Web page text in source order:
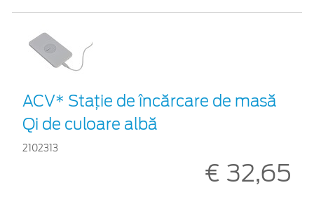
ACV* Stație de încărcare de masă
Qi de culoare albă
2102313
€ 32,65